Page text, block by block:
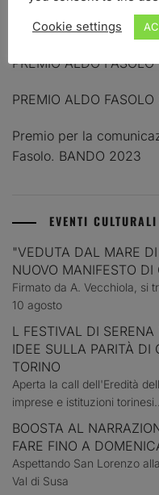
FI(na)LMENTE 2.0.
scienza: Pillole di
PREMIO ALDO
PREMIO ALDO
Premio per la
Fasolo. BANDO 2023
EVENTI
"VEDUTA DAL MARE
NUOVO MANIFESTO DI
Firmato da A. Vecchiola, si
10 agosto
L FESTIVAL DI
IDEE SULLA PARITÀ DI
TORINO
Aperta la call dell'Eredità
imprese e istituzioni torinesi...
BOOSTA AL
FARE FINO A
Aspettando San Lorenzo
Val di Susa
Cookie settings